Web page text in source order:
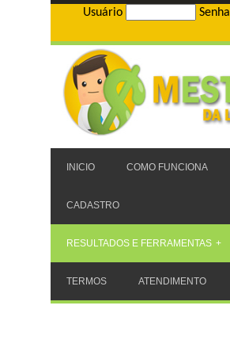
Usuário Senha
INICIO COMO FUNCIONA
CADASTRO
RESULTADOS E FERRAMENTAS
TERMOS ATENDIMENTO